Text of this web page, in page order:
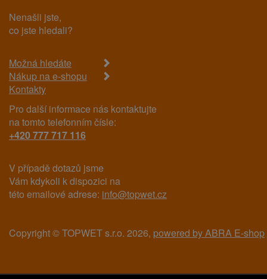
Nenašli jste,
co jste hledali?
Možná hledáte
Nákup na e-shopu
Kontakty
Pro další informace nás kontaktujte
na tomto telefonním čísle:
+420 777 717 116
V případě dotazů jsme
Vám kdykoli k dispozici na
této emailové adrese: info@topwet.cz
Copyright © TOPWET s.r.o. 2026, powered by ABRA E-shop